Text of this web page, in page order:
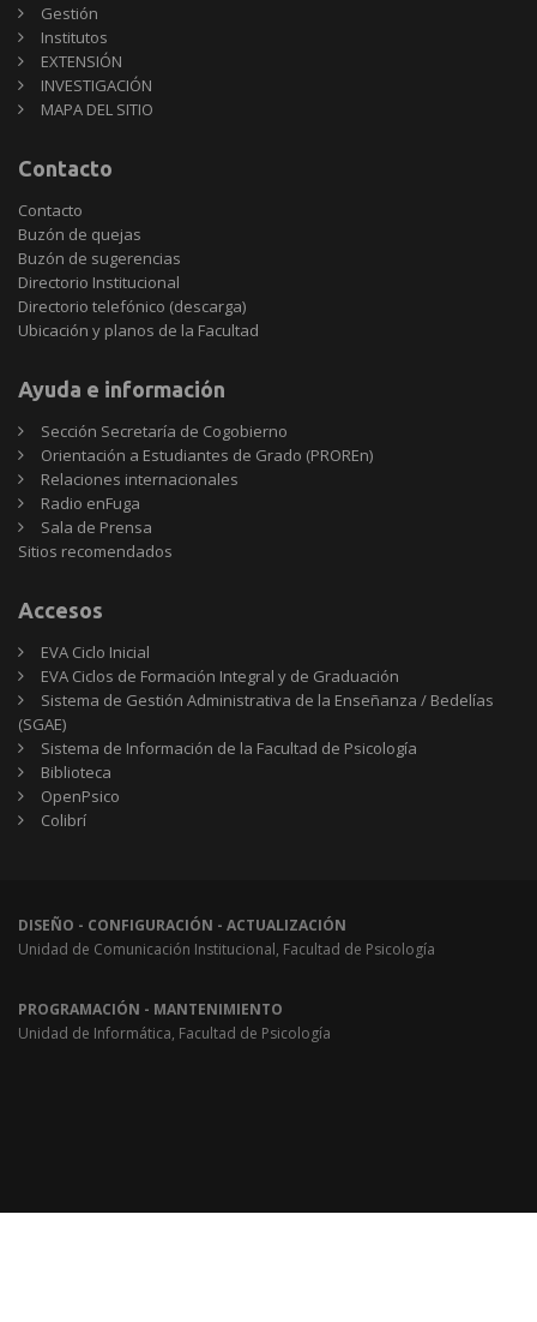
Gestión
Institutos
EXTENSIÓN
INVESTIGACIÓN
MAPA DEL SITIO
Contacto
Contacto
Buzón de quejas
Buzón de sugerencias
Directorio Institucional
Directorio telefónico (descarga)
Ubicación y planos de la Facultad
Ayuda e información
Sección Secretaría de Cogobierno
Orientación a Estudiantes de Grado (PROREn)
Relaciones internacionales
Radio enFuga
Sala de Prensa
Sitios
Sitios recomendados
Accesos
EVA Ciclo Inicial
EVA Ciclos de Formación Integral y de Graduación
Sistema de Gestión Administrativa de la Enseñanza / Bedelías
(SGAE)
Sistema de Información de la Facultad de Psicología
Biblioteca
OpenPsico
Colibrí
DISEÑO - CONFIGURACIÓN - ACTUALIZACIÓN
Unidad de Comunicación Institucional, Facultad de Psicología
PROGRAMACIÓN - MANTENIMIENTO
Unidad de Informática, Facultad de Psicología